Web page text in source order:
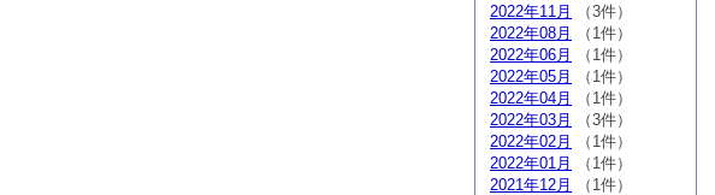
2022年11月
（3件）
2022年08月
（1件）
2022年06月
（1件）
2022年05月
（1件）
2022年04月
（1件）
2022年03月
（3件）
2022年02月
（1件）
2022年01月
（1件）
2021年12月
（1件）